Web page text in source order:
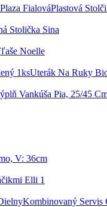
Plastová
Stolička Sina
Noelle
Uterák Na Ruky
Vankúša Pia, 25/45
V: 36cm
Elli 1
Kombinovaný Servis